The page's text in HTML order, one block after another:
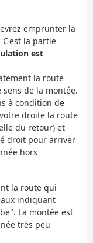
emprunter la
la partie
est
la route
de la montée.
à condition de
droite la route
du retour) et
droit pour arriver
hors
la route qui
indiquant
La montée est
très peu